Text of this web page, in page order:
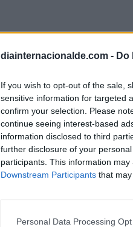
diainternacionalde.com - Do
If you wish to opt-out of the sale,
sensitive information for targeted
confirm your selection. Please
continue seeing interest-based
information disclosed to third
further disclosure of your
participants. This information
Downstream Participants that
Personal Data Processing